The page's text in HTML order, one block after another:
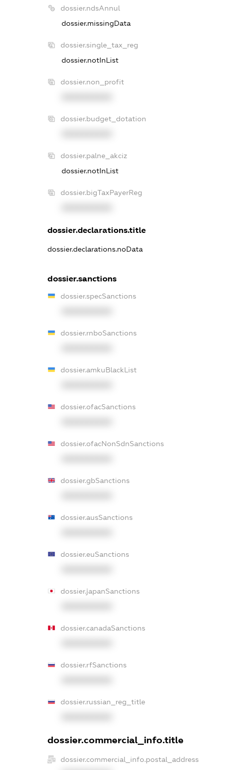
dossier.ndsAnnul
dossier.missingData
dossier.single_tax_reg
dossier.notInList
dossier.non_profit
dossier.budget_dotation
dossier.palne_akciz
dossier.notInList
dossier.bigTaxPayerReg
dossier.declarations.title
dossier.declarations.noData
dossier.sanctions
dossier.specSanctions
dossier.rnboSanctions
dossier.amkuBlackList
dossier.ofacSanctions
dossier.ofacNonSdnSanctions
dossier.gbSanctions
dossier.ausSanctions
dossier.euSanctions
dossier.japanSanctions
dossier.canadaSanctions
dossier.rfSanctions
dossier.russian_reg_title
dossier.commercial_info.title
dossier.commercial_info.postal_address